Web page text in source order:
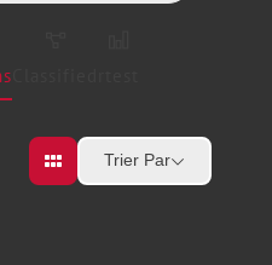
Trier Par